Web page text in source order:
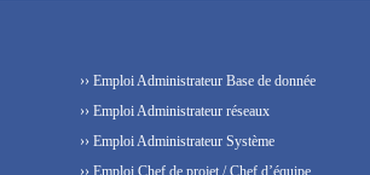
›› Emploi Administrateur Base de donnée
›› Emploi Administrateur réseaux
›› Emploi Administrateur Système
›› Emploi Chef de projet / Chef d’équipe